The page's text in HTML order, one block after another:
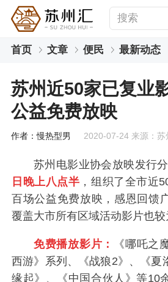
首页 文章 便民 最新动态
苏州近50家已复业
公益免费放映
作者：慢热型男 2020-07-24 来源：苏
苏州电影业协会放映发行
日晚上八点半 ，组织了全市近
百场公益免费放映，感恩回馈
覆盖大市所有区域活动影片也较
免费播放影片：
《哪吒之
西游》系列、《战狼2》、《夏
缘起》、《中国合伙人》等10